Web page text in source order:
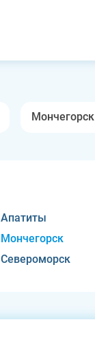
Мончегорск
Апатиты
Мончегорск
Североморск